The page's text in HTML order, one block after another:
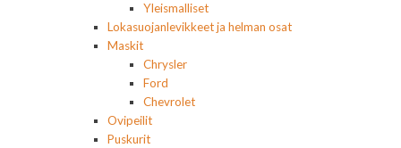
Yleismalliset
Lokasuojanlevikkeet ja helman osat
Maskit
Chrysler
Ford
Chevrolet
Ovipeilit
Puskurit